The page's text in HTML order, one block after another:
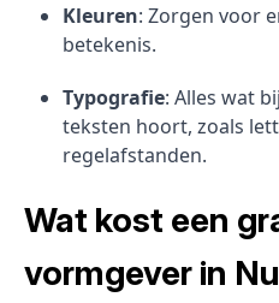
Kleuren: Zorgen voor
betekenis.
Typografie: Alles wat
teksten hoort, zoals
regelafstanden.
Wat kost een
vormgever in